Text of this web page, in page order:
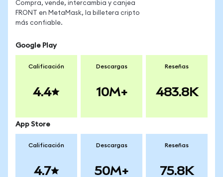
Compra, vende, intercambia y canjea
FRONT en MetaMask, la billetera cripto
más confiable.
Google Play
Calificación
4.4
Descargas
10M+
Reseñas
483.8K
App Store
Calificación
4.7
Descargas
50M+
Reseñas
75.8K